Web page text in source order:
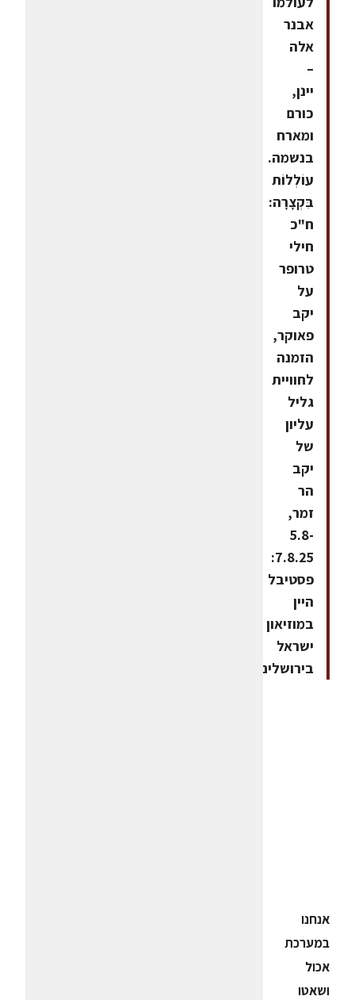
אבנר
אלה
–
יינן,
כורם
ומארח
בנשמה.
עוֹלְלוֹת
בִּקְצָרָה:
ח"כ
חילי
טרופר
על
יקב
פאוקר,
הזמנה
לחוויית
גליל
עליון
של
יקב
הר
זמר,
5.8-
7.8.25:
פסטיבל
היין
במוזיאון
ישראל
בירושלים
אנחנו
במערכת
אכול
ושאטו